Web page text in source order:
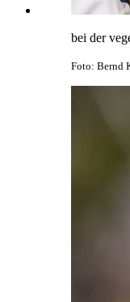
bei der
Foto: Bernd